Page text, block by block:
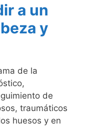
a un
y
de la
de
traumáticos
huesos y en